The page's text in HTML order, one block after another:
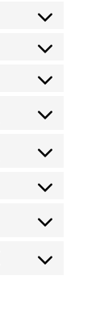
Consent
service
Consent
service
Consent
service
youtube
Consent
addthis
Consent
service
facebook
Consent
service
Consent
linkedin
Consent